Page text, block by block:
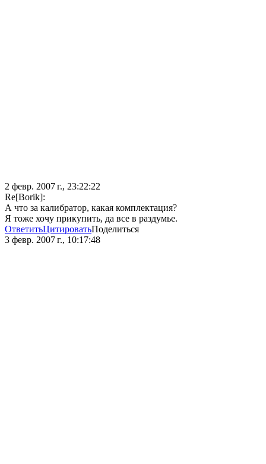
2 февр. 2007 г., 23:22:22
Re[Borik]:
А что за калибратор, какая комплектация?
Я тоже хочу прикупить, да все в раздумье.
ОтветитьЦитироватьПоделиться
3 февр. 2007 г., 10:17:48